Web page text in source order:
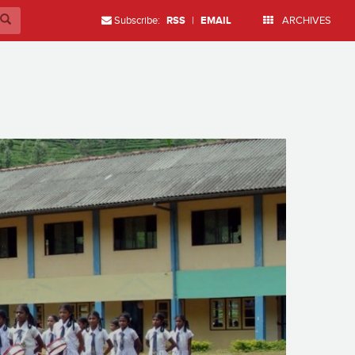
Subscribe: RSS | EMAIL ARCHIVES